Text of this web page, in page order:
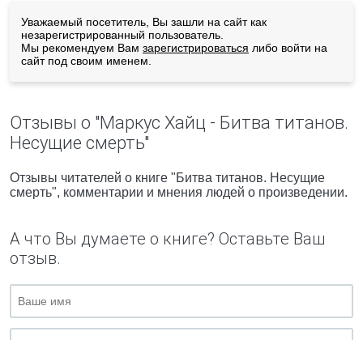
Уважаемый посетитель, Вы зашли на сайт как
незарегистрированный пользователь.
Мы рекомендуем Вам зарегистрироваться либо войти на
сайт под своим именем.
Отзывы о "Маркус Хайц - Битва титанов.
Несущие смерть"
Отзывы читателей о книге "Битва титанов. Несущие
смерть", комментарии и мнения людей о произведении.
А что Вы думаете о книге? Оставьте Ваш
отзыв.